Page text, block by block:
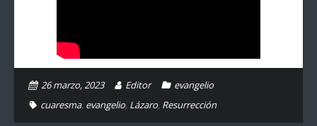
26 marzo, 2023 Editor
evangelio
cuaresma, evangelio, Lázaro, Resurrección